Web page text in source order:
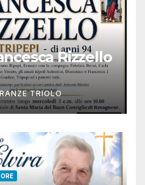
Rizzello
TRIOLO